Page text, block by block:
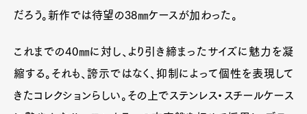
だろう。新作では待望の38㎜ケースが加わった。
これまでの40㎜に対し、より引き締まったサイズに魅力を凝
縮する。それも、誇示ではなく、抑制によって個性を表現して
きたコレクションらしい。その上でステンレス・スチールケース